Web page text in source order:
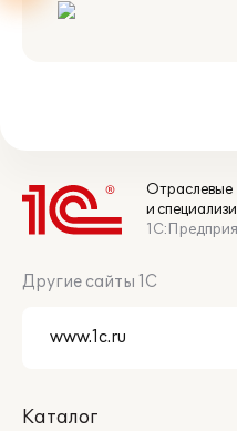
Отраслевые
и
Другие сайты 1С
Каталог